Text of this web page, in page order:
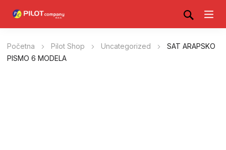
Početna Pilot Shop Uncategorized
SAT ARAPSKO
PISMO 6 MODELA